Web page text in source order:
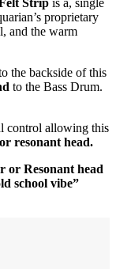
proprietary
and the warm
the backside of this
to the Bass Drum.
control allowing this
resonant head.
or Resonant head
school vibe”